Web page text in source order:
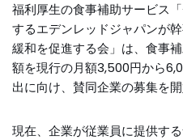
福利厚生の食事補助サービス
するエデンレッドジャパンが
緩和を促進する会」は、食事
額を現行の月額3,500円から
出に向け、賛同企業の募集を開
現在、企業が従業員に提供す